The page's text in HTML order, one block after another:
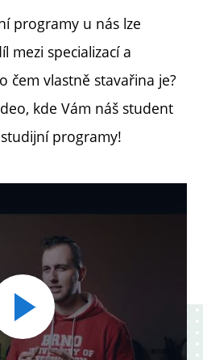
programy u nás lze
mezi specializací a
čem vlastně stavařina je?
kde Vám náš student
programy!
Přehrát